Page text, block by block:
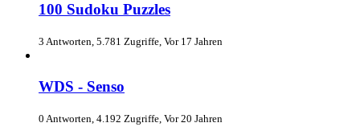
100 Sudoku Puzzles
3 Antworten, 5.781 Zugriffe, Vor 17 Jahren
WDS - Senso
0 Antworten, 4.192 Zugriffe, Vor 20 Jahren